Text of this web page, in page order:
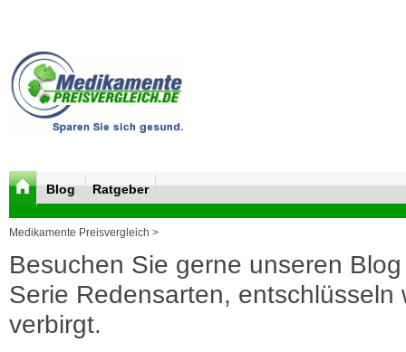
Blog Ratgeber
Medikamente Preisvergleich >
Besuchen Sie gerne unseren
Serie Redensarten, entschlüsseln
verbirgt.